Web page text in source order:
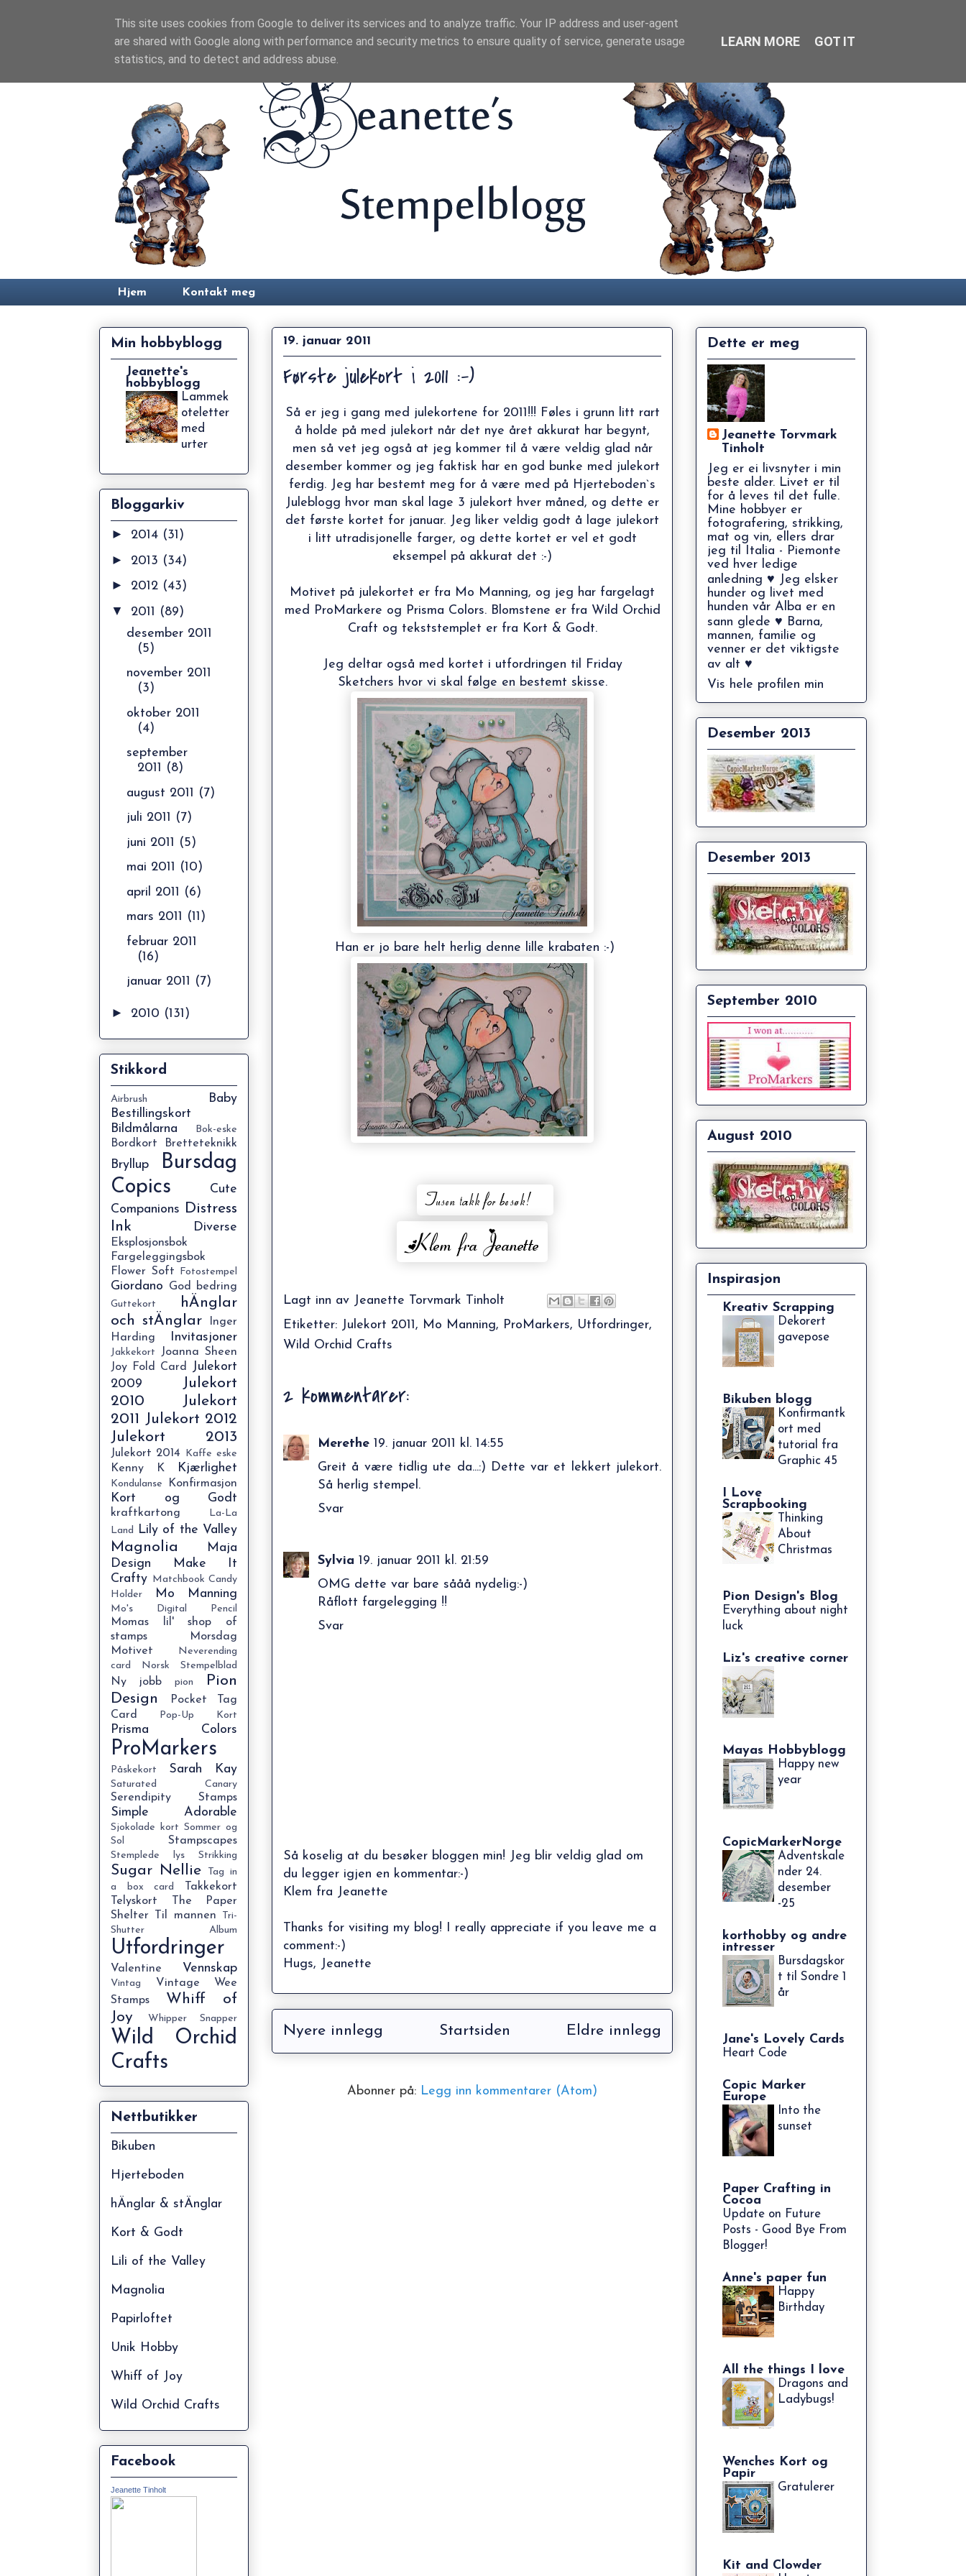
Hjem Kontakt meg
19. januar 2011
Første julekort i 2011 :-)
Så er jeg i gang med julekortene for 2011!!! Føles i grunn litt rart
å holde på med julekort når det nye året akkurat har begynt,
men så vet jeg også at jeg kommer til å være veldig glad når
desember kommer og jeg faktisk har en god bunke med julekort
ferdig. Jeg har bestemt meg for å være med på Hjerteboden`s
Juleblogg hvor man skal lage 3 julekort hver måned, og dette er
det første kortet for januar. Jeg liker veldig godt å lage julekort
i litt utradisjonelle farger, og dette kortet er vel et godt
eksempel på akkurat det :-)
Motivet på julekortet er fra Mo Manning, og jeg har fargelagt
med ProMarkere og Prisma Colors. Blomstene er fra Wild Orchid
Craft og tekststemplet er fra Kort & Godt.
Jeg deltar også med kortet i utfordringen til Friday
Sketchers hvor vi skal følge en bestemt skisse.
Han er jo bare helt herlig denne lille krabaten :-)
Lagt inn av Jeanette Torvmark Tinholt
Etiketter: Julekort 2011, Mo Manning, ProMarkers, Utfordringer,
Wild Orchid Crafts
2 kommentarer:
Merethe 19. januar 2011 kl. 14:55
Greit å være tidlig ute da...:) Dette var et lekkert julekort.
Så herlig stempel.
Svar
Sylvia 19. januar 2011 kl. 21:59
OMG dette var bare sååå nydelig:-)
Råflott fargelegging !!
Svar
Så koselig at du besøker bloggen min! Jeg blir veldig glad om
du legger igjen en kommentar:-)
Klem fra Jeanette
Thanks for visiting my blog! I really appreciate if you leave me a
comment:-)
Hugs, Jeanette
Nyere innlegg Eldre innlegg
Startsiden
Abonner på: Legg inn kommentarer (Atom)
Min hobbyblogg
Jeanette's
hobbyblogg
Lammek
oteletter
med
urter
Bloggarkiv
► 2014 (31)
► 2013 (34)
► 2012 (43)
▼ 2011
(89)
desember 2011
(5)
november 2011
(3)
oktober 2011
(4)
september
2011 (8)
august 2011
(7)
juli 2011 (7)
juni 2011
(5)
mai 2011 (10)
april 2011
(6)
mars 2011 (11)
februar 2011
(16)
januar 2011 (7)
► 2010 (131)
Stikkord
Airbrush
Baby
Bestillingskort
Bildmålarna
Bok-eske
Bordkort Bretteteknikk
Bryllup
Bursdag
Copics
Cute
Companions
Distress
Ink
Diverse
Eksplosjonsbok
Fargeleggingsbok
Flower Soft
Fotostempel
Giordano God bedring
Guttekort
hÄnglar
och stÄnglar
Inger
Harding
Invitasjoner
Jakkekort
Joanna Sheen
Joy Fold Card
Julekort
2009
Julekort
2010
Julekort
2011
Julekort 2012
Julekort 2013
Julekort 2014 Kaffe eske
Kenny K Kjærlighet
Kondulanse Konfirmasjon
Kort og Godt
kraftkartong
La-La
Land
Lily of the Valley
Magnolia
Maja
Design
Make It
Crafty Matchbook Candy
Holder
Mo Manning
Mo's Digital Pencil
Momas lil' shop of
stamps
Morsdag
Motivet
Neverending
card
Norsk Stempelblad
Ny jobb pion
Pion
Design
Pocket Tag
Card
Pop-Up Kort
Prisma Colors
ProMarkers
Påskekort Sarah Kay
Saturated Canary
Serendipity Stamps
Simple Adorable
Sjokolade kort Sommer og
Sol
Stampscapes
Stemplede lys Strikking
Sugar Nellie
Tag in
a box card
Takkekort
Telyskort
The Paper
Shelter
Til mannen
Tri-
Shutter Album
Utfordringer
Valentine Vennskap
Vintag Vintage
Wee
Stamps
Whiff of
Joy
Whipper Snapper
Wild Orchid
Crafts
Nettbutikker
Bikuben
Hjerteboden
hÄnglar & stÄnglar
Kort & Godt
Lili of the Valley
Magnolia
Papirloftet
Unik Hobby
Whiff of Joy
Wild Orchid Crafts
Facebook
Jeanette Tinholt
Dette er meg
Jeanette Torvmark
Tinholt
Jeg er ei livsnyter i min
beste alder. Livet er til
for å leves til det fulle.
Mine hobbyer er
fotografering, strikking,
mat og vin, ellers drar
jeg til Italia - Piemonte
ved hver ledige
anledning ♥ Jeg elsker
hunder og livet med
hunden vår Alba er en
sann glede ♥ Barna,
mannen, familie og
venner er det viktigste
av alt ♥
Vis hele profilen min
Desember 2013
Desember 2013
September 2010
August 2010
Inspirasjon
Kreativ Scrapping
Dekorert
gavepose
Bikuben blogg
Konfirmantk
ort med
tutorial fra
Graphic 45
I Love
Scrapbooking
Thinking
About
Christmas
Pion Design's Blog
Everything about night
luck
Liz's creative corner
Mayas Hobbyblogg
Happy new
year
CopicMarkerNorge
Adventskale
nder 24.
desember
-25
korthobby og andre
intresser
Bursdagskor
t til Sondre 1
år
Jane's Lovely Cards
Heart Code
Copic Marker
Europe
Into the
sunset
Paper Crafting in
Cocoa
Update on Future
Posts - Good Bye From
Blogger!
Anne's paper fun
Happy
Birthday
All the things I love
Dragons and
Ladybugs!
Wenches Kort og
Papir
Gratulerer
Kit and Clowder
This site uses cookies from Google to deliver its services and to analyze traffic. Your IP address and user-agent
are shared with Google along with performance and security metrics to ensure quality of service, generate usage
statistics, and to detect and address abuse.
LEARN MORE GOT IT